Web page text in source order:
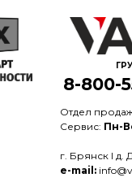
8-800-
Отдел
Сервис: Пн-
г. Брянск I д.
e-mail: